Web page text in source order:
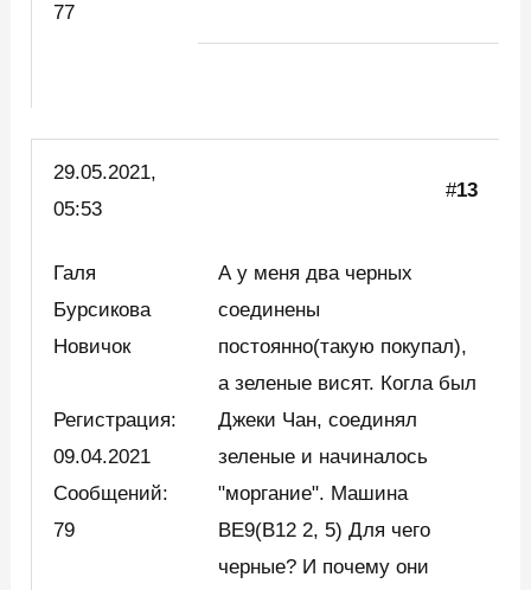
77
29.05.2021,
05:53
#13
Галя
Бурсикова
Новичок
Регистрация:
09.04.2021
Сообщений:
79
А у меня два черных
соединены
постоянно(такую покупал),
а зеленые висят. Когла был
Джеки Чан, соединял
зеленые и начиналось
"моргание". Машина
BE9(B12 2, 5) Для чего
черные? И почему они